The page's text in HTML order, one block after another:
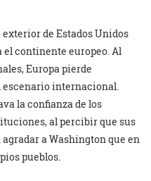
de Estados Unidos
continente europeo. Al
Europa pierde
internacional.
la confianza de los
al percibir que sus
a Washington que en
pueblos.